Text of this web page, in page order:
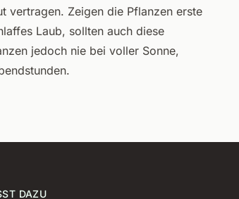
vertragen. Zeigen die Pflanzen erste
Laub, sollten auch diese
jedoch nie bei voller Sonne,
DAZU